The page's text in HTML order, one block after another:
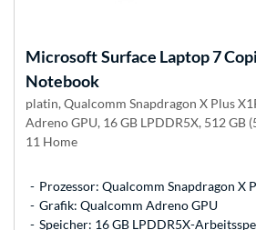
MicrosoftSurface Laptop 7
Notebook
platin, Qualcomm Snapdragon X Plus
Adreno GPU, 16 GB LPDDR5X, 512 GB
11 Home
Prozessor: Qualcomm Snapdragon X
Grafik: Qualcomm Adreno GPU
Speicher: 16 GB LPDDR5X-